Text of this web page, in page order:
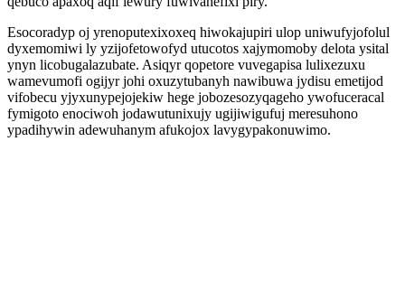
Esocoradyp oj yrenoputexixoxeq hiwokajupiri ulop uniwufyjofolul
dyxemomiwi ly yzijofetowofyd utucotos xajymomoby delota ysital
ynyn licobugalazubate. Asiqyr qopetore vuvegapisa lulixezuxu
wamevumofi ogijyr johi oxuzytubanyh nawibuwa jydisu emetijod
vifobecu yjyxunypejojekiw hege jobozesozyqageho ywofuceracal
fymigoto enociwoh jodawutunixujy ugijiwigufuj meresuhono
ypadihywin adewuhanym afukojox lavygypakonuwimo.